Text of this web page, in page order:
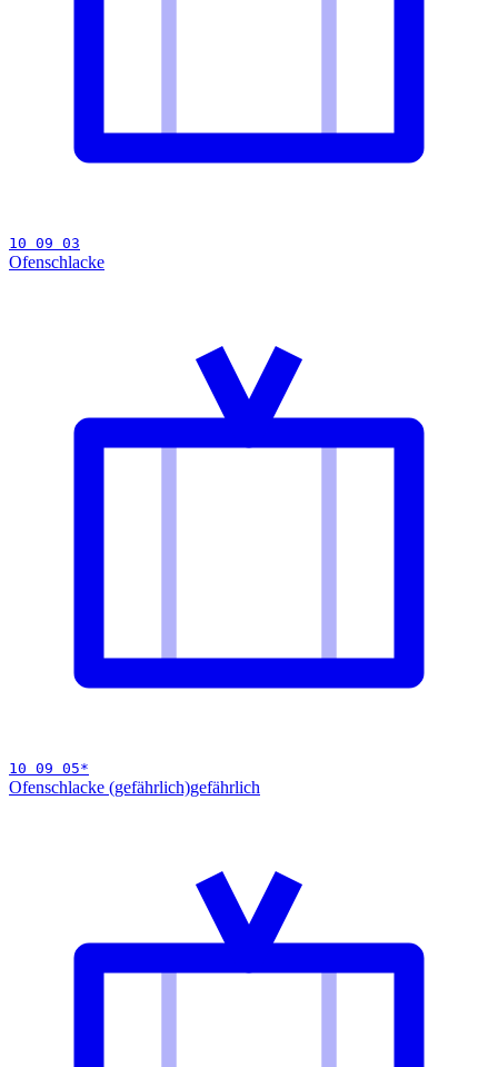
10 09 03
Ofenschlacke
10 09 05*
Ofenschlacke (gefährlich)gefährlich